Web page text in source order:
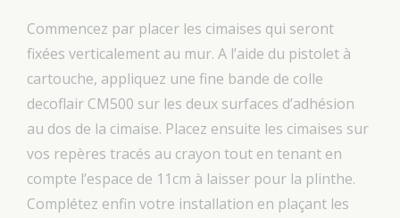
Commencez par placer les cimaises qui seront
fixées verticalement au mur. A l’aide du pistolet à
cartouche, appliquez une fine bande de colle
decoflair CM500 sur les deux surfaces d’adhésion
au dos de la cimaise. Placez ensuite les cimaises sur
vos repères tracés au crayon tout en tenant en
compte l’espace de 11cm à laisser pour la plinthe.
Complétez enfin votre installation en plaçant les